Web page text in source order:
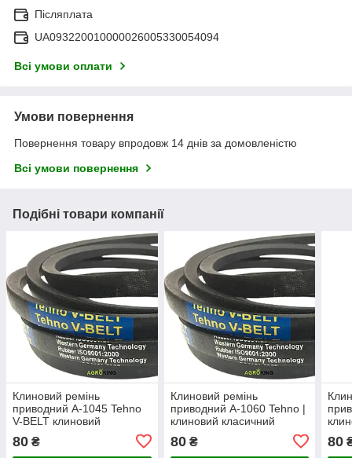
Післяплата
UA093220010000026005330054094
Всі умови оплати
Умови повернення
Повернення товару впродовж 14 днів за домовленістю
Всі умови повернення
Подібні товари компанії
Клиновий ремінь
приводний А-1045 Tehno
V-BELT клиновий
80 ₴
Клиновий ремінь
приводний А-1060 Tehno |
клиновий класичний
80₴ 80